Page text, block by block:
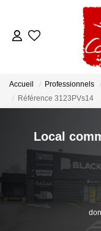
Accueil Professionnels
Référence 3123PVs14
Local